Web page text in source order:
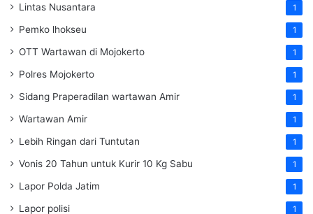
Lintas Nusantara 1
Pemko lhokseu 1
OTT Wartawan di Mojokerto 1
Polres Mojokerto 1
Sidang Praperadilan wartawan Amir 1
Wartawan Amir 1
Lebih Ringan dari Tuntutan 1
Vonis 20 Tahun untuk Kurir 10 Kg Sabu 1
Lapor Polda Jatim 1
Lapor polisi 1